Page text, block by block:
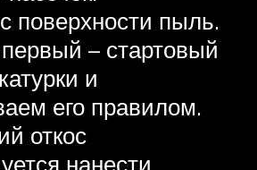
поверхности пыль.
– стартовый
и
его правилом.
откос
нанести